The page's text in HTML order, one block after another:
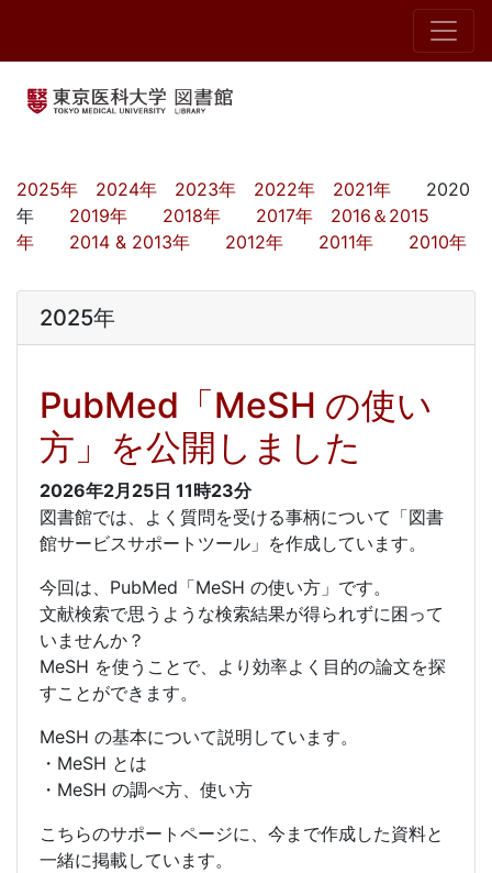
2025年 2024年 2023年 2022年 2021年 2020
年 2019年 2018年 2017年
2016＆2015
年
2014 & 2013年 2012年 2011年 2010年
2025年
PubMed「MeSH の使い
方」を公開しました
2026年2月25日 11時23分
図書館では、よく質問を受ける事柄について「図書
館サービスサポートツール」を作成しています。
今回は、PubMed「MeSH の使い方」です。
文献検索で思うような検索結果が得られずに困って
いませんか？
MeSH を使うことで、より効率よく目的の論文を探
すことができます。
MeSH の基本について説明しています。
・MeSH とは
・MeSH の調べ方、使い方
こちらのサポートページに、今まで作成した資料と
一緒に掲載しています。